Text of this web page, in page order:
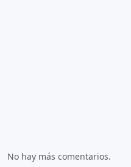
No hay más comentarios.